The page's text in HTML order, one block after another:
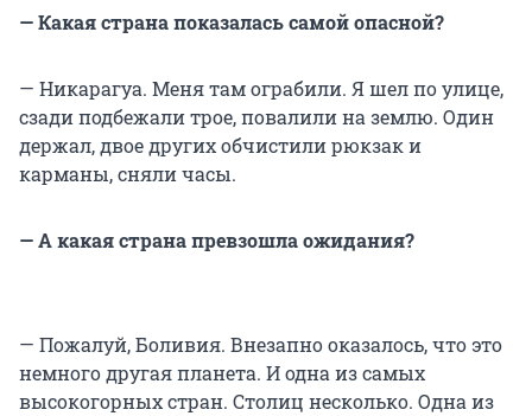
— Какая страна показалась самой опасной?
— Никарагуа. Меня там ограбили. Я шел по улице,
сзади подбежали трое, повалили на землю. Один
держал, двое других обчистили рюкзак и
карманы, сняли часы.
— А какая страна превзошла ожидания?
— Пожалуй, Боливия. Внезапно оказалось, что это
немного другая планета. И одна из самых
высокогорных стран. Столиц несколько. Одна из